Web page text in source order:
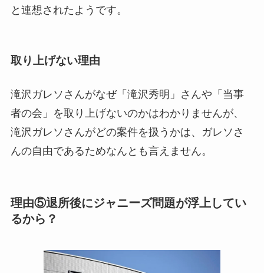
と連想されたようです。
取り上げない理由
滝沢ガレソさんがなぜ「滝沢秀明」さんや「当事
者の会」を取り上げないのかはわかりませんが、
滝沢ガレソさんがどの案件を扱うかは、ガレソさ
んの自由であるためなんとも言えません。
理由⑤退所後にジャニーズ問題が浮上してい
るから？